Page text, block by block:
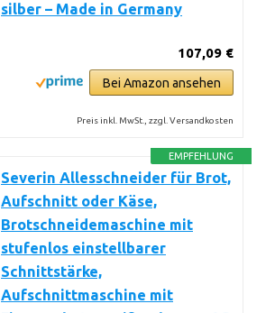
silber – Made in Germany
107,09 €
Bei Amazon ansehen
Preis inkl. MwSt., zzgl. Versandkosten
EMPFEHLUNG
Severin Allesschneider für Brot,
Aufschnitt oder Käse,
Brotschneidemaschine mit
stufenlos einstellbarer
Schnittstärke,
Aufschnittmaschine mit